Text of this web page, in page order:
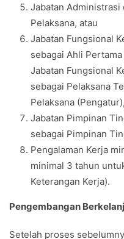
Jabatan Administrasi
Pelaksana, atau
Jabatan Fungsional
sebagai Ahli
Jabatan Fungsional
sebagai Pelaksana
Pelaksana
Jabatan Pimpinan
sebagai Pimpinan
Pengalaman Kerja
minimal 3 tahun
Keterangan Kerja).
Pengembangan
Setelah proses